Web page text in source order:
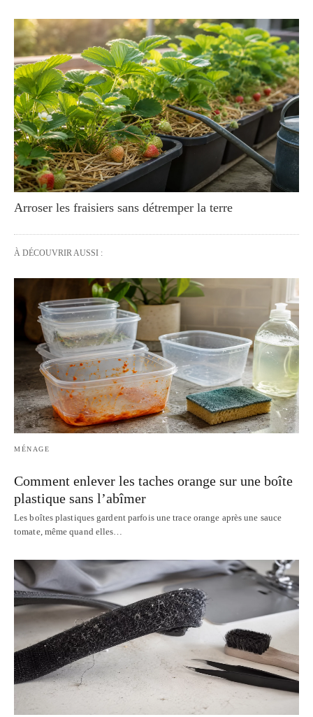
Arroser les fraisiers sans détremper la terre
À DÉCOUVRIR AUSSI :
MÉNAGE
Comment enlever les taches orange sur une boîte
plastique sans l’abîmer
Les boîtes plastiques gardent parfois une trace orange après une sauce
tomate, même quand elles…